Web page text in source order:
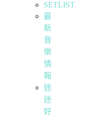
SETLIST
最
新
音
樂
情
報
迷
迷
好